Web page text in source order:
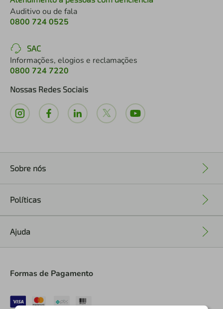
Auditivo ou de fala
0800 724 0525
SAC
Informações, elogios e reclamações
0800 724 7220
Nossas Redes Sociais
Sobre nós
Políticas
Ajuda
Formas de Pagamento